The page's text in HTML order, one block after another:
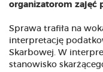
organizatorom zajęć
Sprawa trafiła na
interpretację
Skarbowej. W
stanowisko